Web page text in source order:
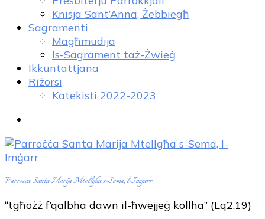
Knisja Sant’Anna, Żebbiegħ
Sagramenti
Magħmudija
Is-Sagrament taż-Żwieġ
Ikkuntattjana
Riżorsi
Katekisti 2022-2023
Parroċċa Santa Marija Mtellgħa s-Sema, l-Imġarr
“tgħożż f’qalbha dawn il-ħwejjeġ kollha” (Lq2,19)